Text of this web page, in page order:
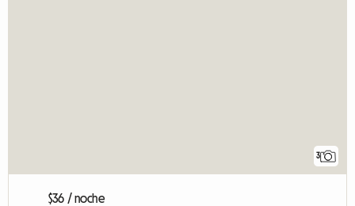
3
$36 / noche